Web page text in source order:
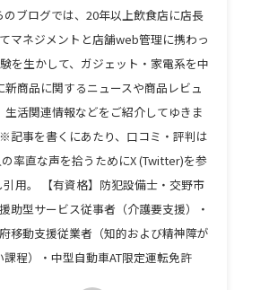
のブログでは、20年以上飲食店に店長
マネジメントと店舗web管理に携わっ
を生かして、ガジェット・家電系を中
新商品に関するニュースや商品レビュ
生活関連情報などをご紹介してゆきま
記事を書くにあたり、口コミ・評判は
率直な声を拾うためにX (Twitter)を参
引用。 【有資格】防犯設備士・交野市
助型サービス従事者（介護要支援）・
移動支援従業者（知的および精神障が
課程）・中型自動車AT限定運転免許